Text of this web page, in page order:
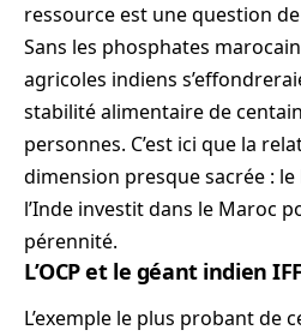
ressource est une question de
Sans les phosphates
agricoles indiens
stabilité alimentaire de
personnes. C’est ici que la
dimension presque sacrée :
l’Inde investit dans le Maroc
pérennité.
L’OCP et le géant indien
L’exemple le plus probant de